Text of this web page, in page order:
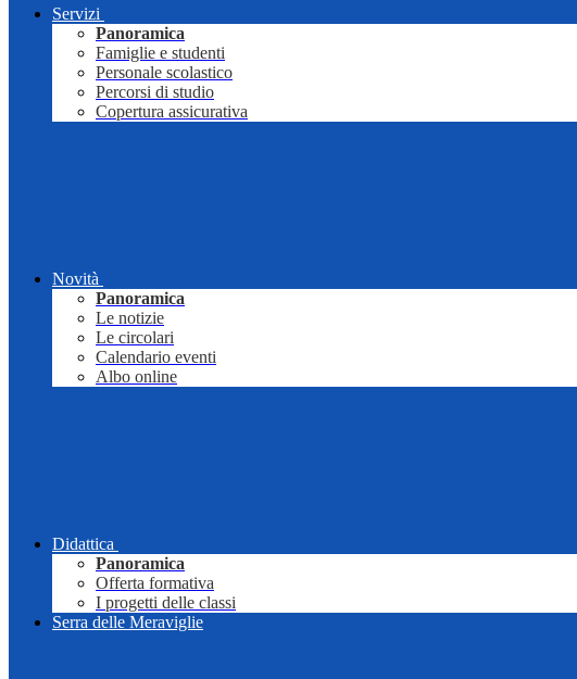
Servizi
Panoramica
Famiglie e studenti
Personale scolastico
Percorsi di studio
Copertura assicurativa
Novità
Panoramica
Le notizie
Le circolari
Calendario eventi
Albo online
Didattica
Panoramica
Offerta formativa
I progetti delle classi
Serra delle Meraviglie